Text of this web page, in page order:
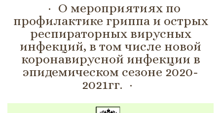
О мероприятиях по
профилактике гриппа и острых
респираторных вирусных
инфекций, в том числе новой
коронавирусной инфекции в
эпидемическом сезоне 2020-
2021гг.